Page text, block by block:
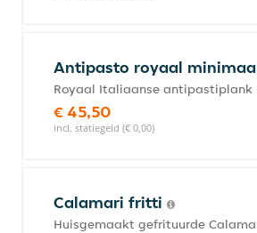
Antipasto royaal
Royaal Italiaanse antipastiplank
€ 45,50
incl. statiegeld (€ 0,00)
Calamari fritti
Huisgemaakt gefrituurde